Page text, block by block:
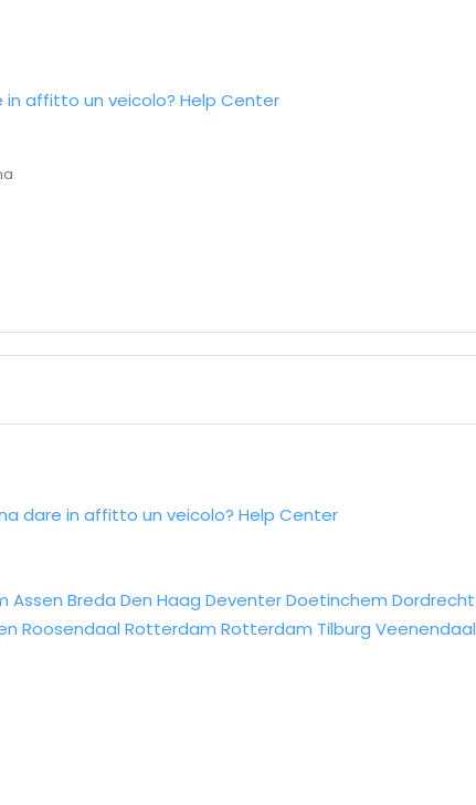
in affitto un veicolo? Help Center
dare in affitto un veicolo? Help Center
Assen Breda Den Haag DeventerDoetinchem Dordrecht
Roosendaal Rotterdam Rotterdam Tilburg Veenendaal